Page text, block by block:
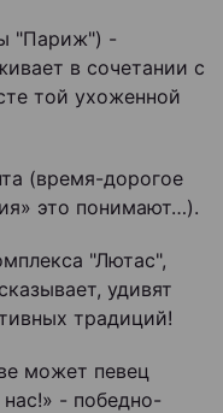
"Париж") -
в сочетании с
той ухоженной
(время-дорогое
это понимают…).
"Лютас",
удивят
традиций!
может певец
- победно-